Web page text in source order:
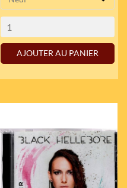
AJOUTER AU PANIER